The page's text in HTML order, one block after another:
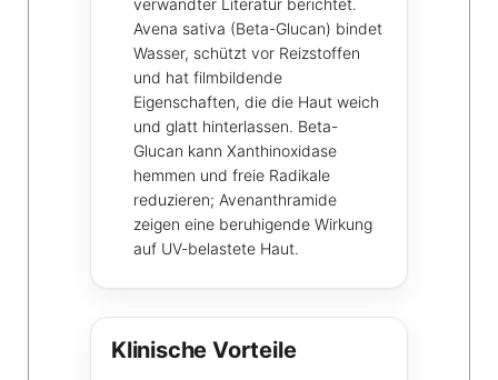
Avena sativa (Beta-Glucan) bindet
Wasser, schützt vor Reizstoffen
und hat filmbildende
Eigenschaften, die die Haut weich
und glatt hinterlassen. Beta-
Glucan kann Xanthinoxidase
hemmen und freie Radikale
reduzieren; Avenanthramide
zeigen eine beruhigende Wirkung
auf UV-belastete Haut.
Klinische Vorteile